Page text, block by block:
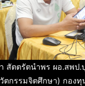
ตตรัตนำพร ผอ.สพป.
กรรมจิตศึกษา) กองทุ